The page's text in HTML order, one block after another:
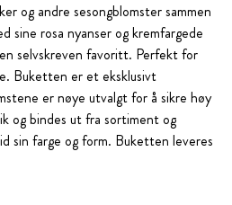
og andre sesongblomster sammen
sine rosa nyanser og kremfargede
selvskreven favoritt. Perfekt for
Buketten er et eksklusivt
er nøye utvalgt for å sikre høy
og bindes ut fra sortiment og
sin farge og form. Buketten leveres